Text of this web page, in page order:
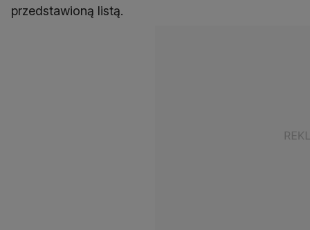
przedstawioną listą.